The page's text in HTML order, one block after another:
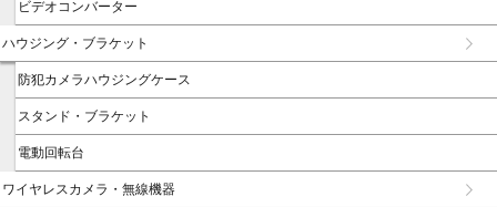
ビデオコンバーター
ハウジング・ブラケット
防犯カメラハウジングケース
スタンド・ブラケット
電動回転台
ワイヤレスカメラ・無線機器